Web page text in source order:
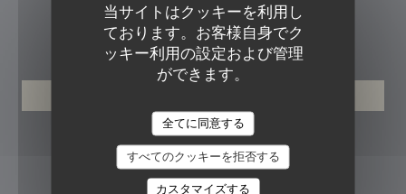
当サイトはクッキーを利用し
ております。お客様自身でク
ッキー利用の設定および管理
ができます。
全てに同意する
すべてのクッキーを拒否する
カスタマイズする
ご予約
フォローしてください